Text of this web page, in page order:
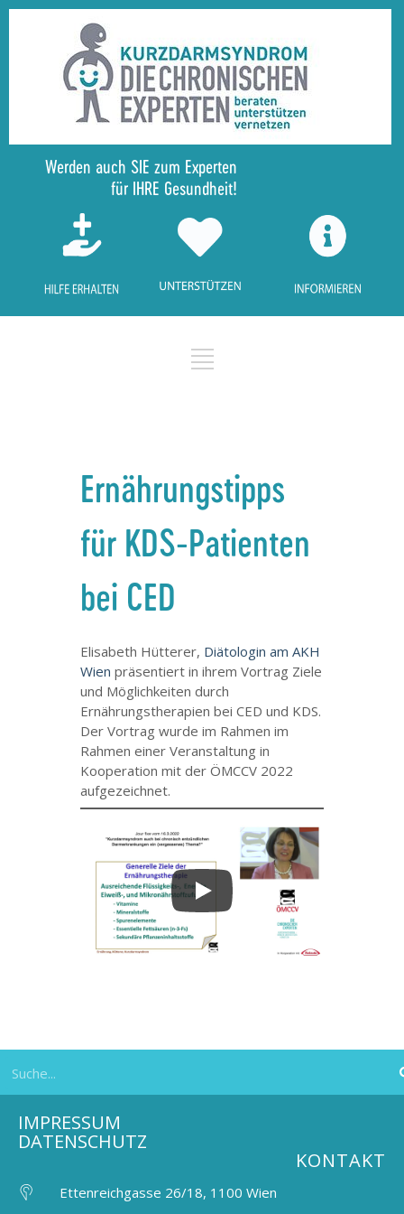
Werden auch SIE zum Experten
für IHRE Gesundheit!
Ernährungstipps
für KDS-Patienten
bei CED
Elisabeth Hütterer, Diätologin am AKH
Wien präsentiert in ihrem Vortrag Ziele
und Möglichkeiten durch
Ernährungstherapien bei CED und KDS.
Der Vortrag wurde im Rahmen im
Rahmen einer Veranstaltung in
Kooperation mit der ÖMCCV 2022
aufgezeichnet.
IMPRESSUM
DATENSCHUTZ
KONTAKT
Ettenreichgasse 26/18, 1100 Wien